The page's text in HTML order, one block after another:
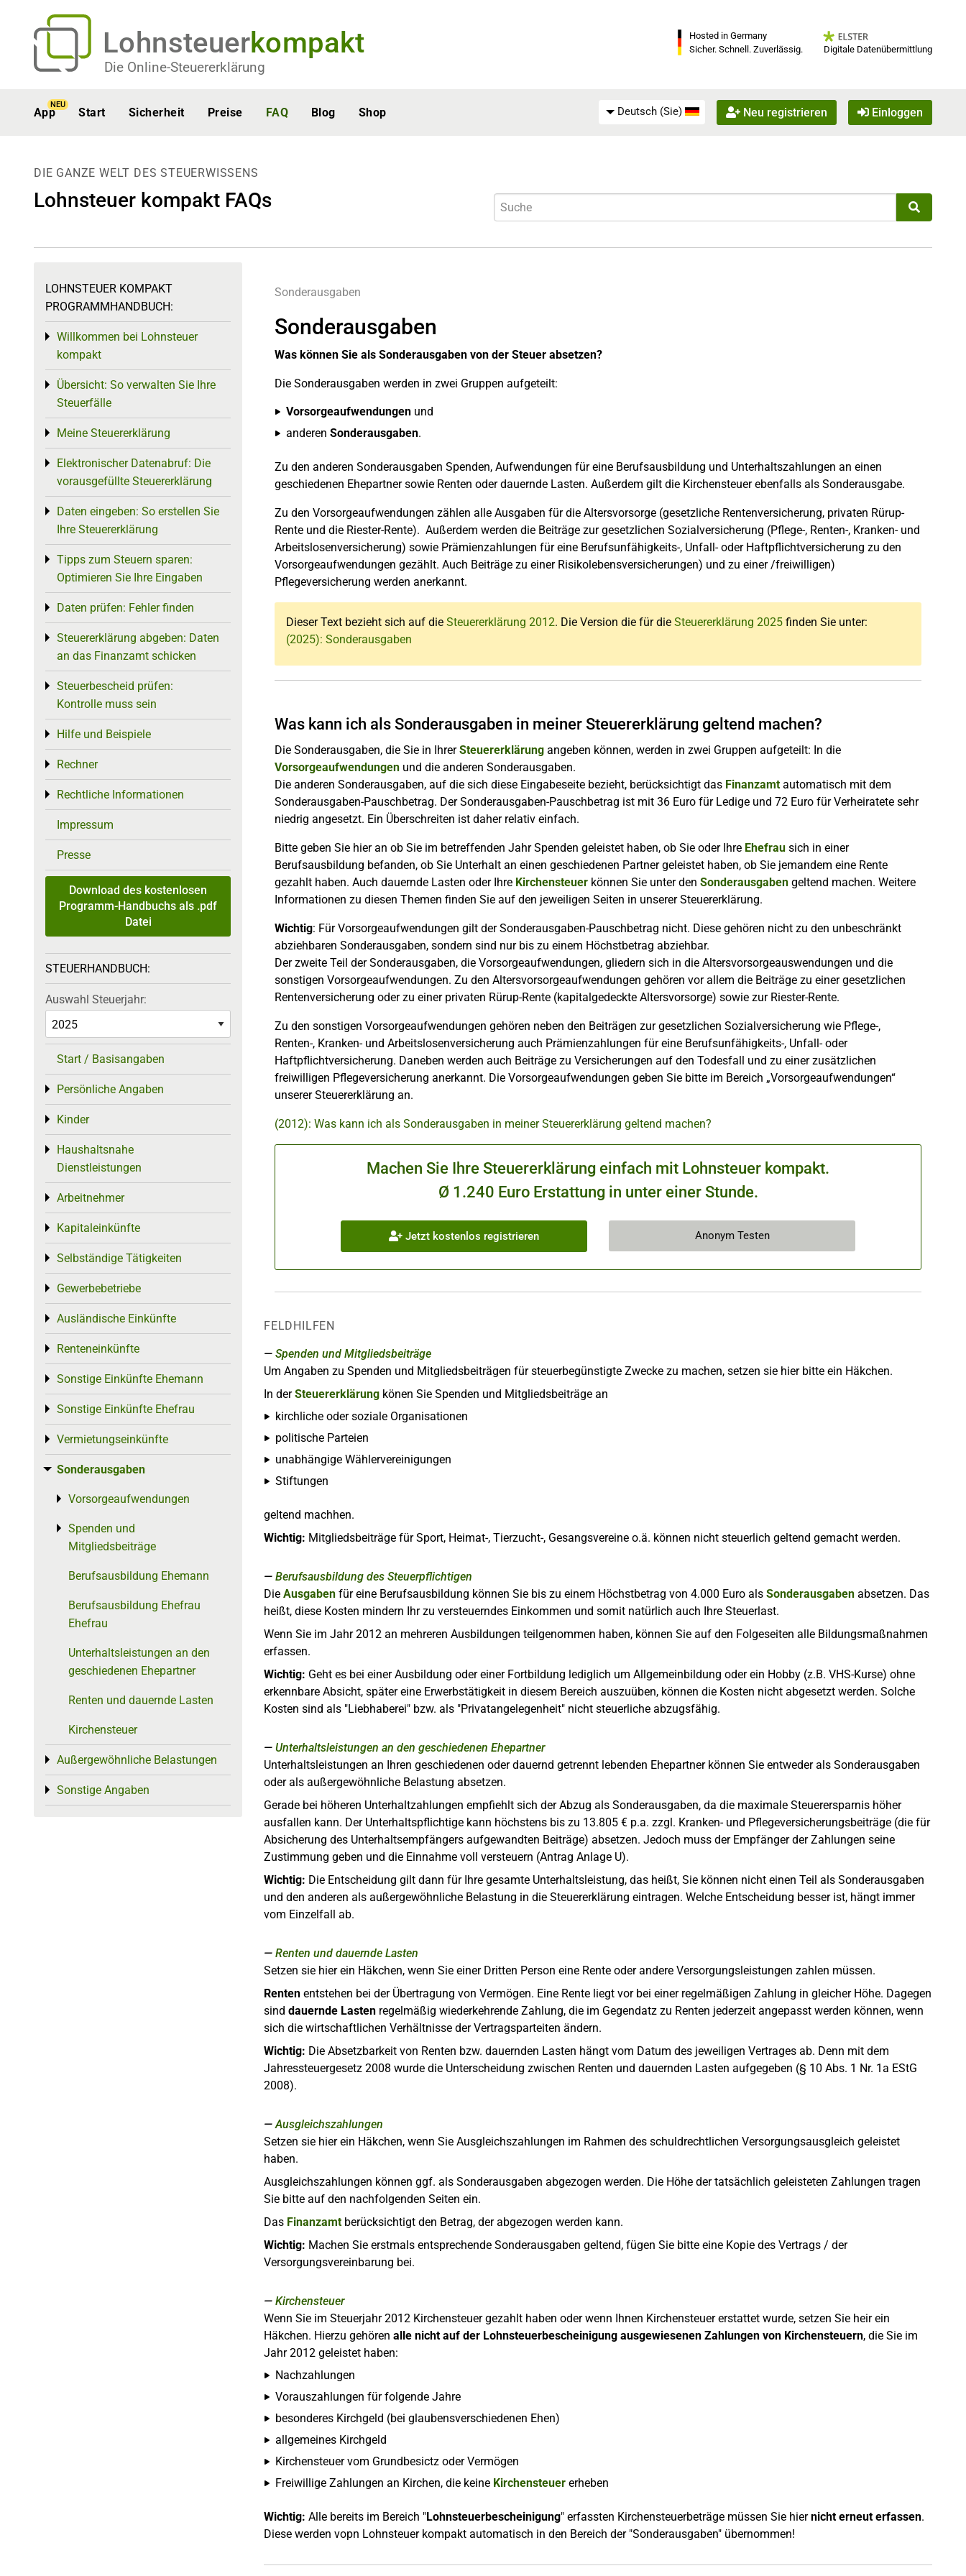
Lohnsteuerkompakt
Die Online-Steuererklärung
Hosted in Germany
Sicher. Schnell. Zuverlässig.
Digitale Datenübermittlung
App
NEU
Start Sicherheit Preise FAQ Blog Shop Deutsch (Sie) Neu registrieren Einloggen
DIE GANZE WELT DES STEUERWISSENS
Lohnsteuer kompakt FAQs
Sonderausgaben
Sonderausgaben
Was können Sie als Sonderausgaben von der Steuer absetzen?
Die Sonderausgaben werden in zwei Gruppen aufgeteilt:
Vorsorgeaufwendungen und
anderen Sonderausgaben.
Zu den anderen Sonderausgaben Spenden, Aufwendungen für eine Berufsausbildung und Unterhaltszahlungen an einen
geschiedenen Ehepartner sowie Renten oder dauernde Lasten. Außerdem gilt die Kirchensteuer ebenfalls als Sonderausgabe.
Zu den Vorsorgeaufwendungen zählen alle Ausgaben für die Altersvorsorge (gesetzliche Rentenversicherung, privaten Rürup-
Rente und die Riester-Rente). Außerdem werden die Beiträge zur gesetzlichen Sozialversicherung (Pflege-, Renten-, Kranken- und
Arbeitslosenversicherung) sowie Prämienzahlungen für eine Berufsunfähigkeits-, Unfall- oder Haftpflichtversicherung zu den
Vorsorgeaufwendungen gezählt. Auch Beiträge zu einer Risikolebensversicherungen) und zu einer /freiwilligen)
Pflegeversicherung werden anerkannt.
Dieser Text bezieht sich auf die Steuererklärung 2012. Die Version die für die Steuererklärung 2025 finden Sie unter:
(2025): Sonderausgaben
Was kann ich als Sonderausgaben in meiner Steuererklärung geltend machen?
Die Sonderausgaben, die Sie in IhrerSteuererklärung angeben können, werden in zwei Gruppen aufgeteilt: In die
Vorsorgeaufwendungen und die anderen Sonderausgaben.
Die anderen Sonderausgaben, auf die sich diese Eingabeseite bezieht, berücksichtigt das Finanzamtautomatisch mit dem
Sonderausgaben-Pauschbetrag. Der Sonderausgaben-Pauschbetrag ist mit 36 Euro für Ledige und 72 Euro für Verheiratete sehr
niedrig angesetzt. Ein Überschreiten ist daher relativ einfach.
Bitte geben Sie hier an ob Sie im betreffenden Jahr Spenden geleistet haben, ob Sie oder Ihre Ehefrau sich in einer
Berufsausbildung befanden, ob Sie Unterhalt an einen geschiedenen Partner geleistet haben, ob Sie jemandem eine Rente
gezahlt haben. Auch dauernde Lasten oder Ihre Kirchensteuer können Sie unter den Sonderausgaben geltend machen. Weitere
Informationen zu diesen Themen finden Sie auf den jeweiligen Seiten in unserer Steuererklärung.
Wichtig: Für Vorsorgeaufwendungen gilt der Sonderausgaben-Pauschbetrag nicht. Diese gehören nicht zu den unbeschränkt
abziehbaren Sonderausgaben, sondern sind nur bis zu einem Höchstbetrag abziehbar.
Der zweite Teil der Sonderausgaben, die Vorsorgeaufwendungen, gliedern sich in die Altersvorsorgeauswendungen und die
sonstigen Vorsorgeaufwendungen. Zu den Altersvorsorgeaufwendungen gehören vor allem die Beiträge zu einer gesetzlichen
Rentenversicherung oder zu einer privaten Rürup-Rente (kapitalgedeckte Altersvorsorge) sowie zur Riester-Rente.
Zu den sonstigen Vorsorgeaufwendungen gehören neben den Beiträgen zur gesetzlichen Sozialversicherung wie Pflege-,
Renten-, Kranken- und Arbeitslosenversicherung auch Prämienzahlungen für eine Berufsunfähigkeits-, Unfall- oder
Haftpflichtversicherung. Daneben werden auch Beiträge zu Versicherungen auf den Todesfall und zu einer zusätzlichen
freiwilligen Pflegeversicherung anerkannt. Die Vorsorgeaufwendungen geben Sie bitte im Bereich „Vorsorgeaufwendungen“
unserer Steuererklärung an.
(2012): Was kann ich als Sonderausgaben in meiner Steuererklärung geltend machen?
Machen Sie Ihre Steuererklärung einfach mit Lohnsteuer kompakt.
Ø 1.240 Euro Erstattung in unter einer Stunde.
Jetzt kostenlos registrieren Anonym Testen
FELDHILFEN
Spenden und Mitgliedsbeiträge
Um Angaben zu Spenden und Mitgliedsbeiträgen für steuerbegünstigte Zwecke zu machen, setzen sie hier bitte ein Häkchen.
In derSteuererklärung könen Sie Spenden und Mitgliedsbeiträge an
kirchliche oder soziale Organisationen
politische Parteien
unabhängige Wählervereinigungen
Stiftungen
geltend machhen.
Wichtig: Mitgliedsbeiträge für Sport, Heimat-, Tierzucht-, Gesangsvereine o.ä. können nicht steuerlich geltend gemacht werden.
Berufsausbildung des Steuerpflichtigen
Die Ausgaben für eine Berufsausbildung können Sie bis zu einem Höchstbetrag von 4.000 Euro als Sonderausgaben absetzen. Das
heißt, diese Kosten mindern Ihr zu versteuerndes Einkommen und somit natürlich auch Ihre Steuerlast.
Wenn Sie im Jahr 2012 an mehreren Ausbildungen teilgenommen haben, können Sie auf den Folgeseiten alle Bildungsmaßnahmen
erfassen.
Wichtig: Geht es bei einer Ausbildung oder einer Fortbildung lediglich um Allgemeinbildung oder ein Hobby (z.B. VHS-Kurse) ohne
erkennbare Absicht, später eine Erwerbstätigkeit in diesem Bereich auszuüben, können die Kosten nicht abgesetzt werden. Solche
Kosten sind als "Liebhaberei" bzw. als "Privatangelegenheit" nicht steuerliche abzugsfähig.
Unterhaltsleistungen an den geschiedenen Ehepartner
Unterhaltsleistungen an Ihren geschiedenen oder dauernd getrennt lebenden Ehepartner können Sie entweder als Sonderausgaben
oder als außergewöhnliche Belastung absetzen.
Gerade bei höheren Unterhaltzahlungen empfiehlt sich der Abzug als Sonderausgaben, da die maximale Steuerersparnis höher
ausfallen kann. Der Unterhaltspflichtige kann höchstens bis zu 13.805 € p.a. zzgl. Kranken- und Pflegeversicherungsbeiträge (die für
Absicherung des Unterhaltsempfängers aufgewandten Beiträge) absetzen. Jedoch muss der Empfänger der Zahlungen seine
Zustimmung geben und die Einnahme voll versteuern (Antrag Anlage U).
Wichtig: Die Entscheidung gilt dann für Ihre gesamte Unterhaltsleistung, das heißt, Sie können nicht einen Teil als Sonderausgaben
und den anderen als außergewöhnliche Belastung in die Steuererklärung eintragen. Welche Entscheidung besser ist, hängt immer
vom Einzelfall ab.
Renten und dauernde Lasten
Setzen sie hier ein Häkchen, wenn Sie einer Dritten Person eine Rente oder andere Versorgungsleistungen zahlen müssen.
Renten entstehen bei der Übertragung von Vermögen. Eine Rente liegt vor bei einer regelmäßigen Zahlung in gleicher Höhe. Dagegen
sind dauernde Lasten regelmäßig wiederkehrende Zahlung, die im Gegendatz zu Renten jederzeit angepasst werden können, wenn
sich die wirtschaftlichen Verhältnisse der Vertragsparteiten ändern.
Wichtig: Die Absetzbarkeit von Renten bzw. dauernden Lasten hängt vom Datum des jeweiligen Vertrages ab. Denn mit dem
Jahressteuergesetz 2008 wurde die Unterscheidung zwischen Renten und dauernden Lasten aufgegeben (§ 10 Abs. 1 Nr. 1a EStG
2008).
Ausgleichszahlungen
Setzen sie hier ein Häkchen, wenn Sie Ausgleichszahlungen im Rahmen des schuldrechtlichen Versorgungsausgleich geleistet
haben.
Ausgleichszahlungen können ggf. als Sonderausgaben abgezogen werden. Die Höhe der tatsächlich geleisteten Zahlungen tragen
Sie bitte auf den nachfolgenden Seiten ein.
Das Finanzamtberücksichtigt den Betrag, der abgezogen werden kann.
Wichtig: Machen Sie erstmals entsprechende Sonderausgaben geltend, fügen Sie bitte eine Kopie des Vertrags / der
Versorgungsvereinbarung bei.
Kirchensteuer
Wenn Sie im Steuerjahr 2012 Kirchensteuer gezahlt haben oder wenn Ihnen Kirchensteuer erstattet wurde, setzen Sie heir ein
Häkchen. Hierzu gehören alle nicht auf der Lohnsteuerbescheinigung ausgewiesenen Zahlungen von Kirchensteuern, die Sie im
Jahr 2012 geleistet haben:
Nachzahlungen
Vorauszahlungen für folgende Jahre
besonderes Kirchgeld (bei glaubensverschiedenen Ehen)
allgemeines Kirchgeld
Kirchensteuer vom Grundbesictz oder Vermögen
Freiwillige Zahlungen an Kirchen, die keine Kirchensteuer erheben
Wichtig: Alle bereits im Bereich "Lohnsteuerbescheinigung" erfassten Kirchensteuerbeträge müssen Sie hiernicht erneut erfassen.
Diese werden vopn Lohnsteuer kompakt automatisch in den Bereich der "Sonderausgaben" übernommen!
LOHNSTEUER KOMPAKT
PROGRAMMHANDBUCH:
Willkommen bei Lohnsteuer
kompakt
Toggle menu
Übersicht: So verwalten Sie Ihre
Steuerfälle
Toggle menu
Meine Steuererklärung
Toggle menu
Elektronischer Datenabruf: Die
vorausgefüllte Steuererklärung
Toggle menu
Daten eingeben: So erstellen Sie
Ihre Steuererklärung
Toggle menu
Tipps zum Steuern sparen:
Optimieren Sie Ihre Eingaben
Toggle menu
Daten prüfen: Fehler finden
Toggle menu
Steuererklärung abgeben: Daten
an das Finanzamt schicken
Toggle menu
Steuerbescheid prüfen:
Kontrolle muss sein
Toggle menu
Hilfe und Beispiele
Toggle menu
Rechner
Toggle menu
Rechtliche Informationen
Toggle menu
Impressum
Presse
Download des kostenlosen
Programm-Handbuchs als .pdf
Datei
STEUERHANDBUCH:
Auswahl Steuerjahr:
Start / Basisangaben
Persönliche Angaben
Toggle menu
Kinder
Toggle menu
Haushaltsnahe
Dienstleistungen
Toggle menu
Arbeitnehmer
Toggle menu
Kapitaleinkünfte
Toggle menu
Selbständige Tätigkeiten
Toggle menu
Gewerbebetriebe
Toggle menu
Ausländische Einkünfte
Toggle menu
Renteneinkünfte
Toggle menu
Sonstige Einkünfte Ehemann
Toggle menu
Sonstige Einkünfte Ehefrau
Toggle menu
Vermietungseinkünfte
Toggle menu
Sonderausgaben
Toggle menu
Vorsorgeaufwendungen
Toggle menu
Spenden und
Mitgliedsbeiträge
Toggle menu
Berufsausbildung Ehemann
Berufsausbildung Ehefrau
Ehefrau
Unterhaltsleistungen an den
geschiedenen Ehepartner
Renten und dauernde Lasten
Kirchensteuer
Außergewöhnliche Belastungen
Toggle menu
Sonstige Angaben
Toggle menu